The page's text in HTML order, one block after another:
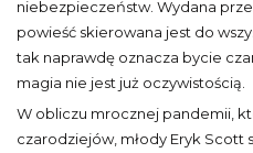
niebezpieczeństw. Wydana
powieść skierowana jest do
tak naprawdę oznacza bycie
magia nie jest już oczywistością.
W obliczu mrocznej pandemii,
czarodziejów, młody Eryk Scott